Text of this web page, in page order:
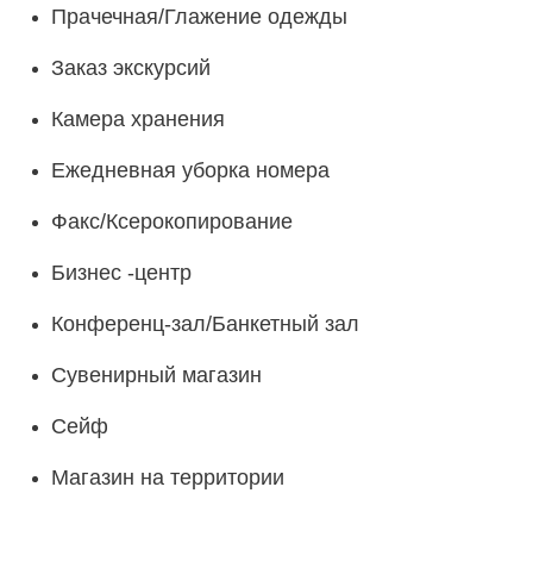
Прачечная/Глажение одежды
Заказ экскурсий
Камера хранения
Ежедневная уборка номера
Факс/Ксерокопирование
Бизнес -центр
Конференц-зал/Банкетный зал
Сувенирный магазин
Сейф
Магазин на территории